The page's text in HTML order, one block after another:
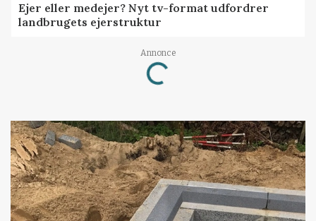
Ejer eller medejer? Nyt tv-format udfordrer
landbrugets ejerstruktur
Annonce
Loading...